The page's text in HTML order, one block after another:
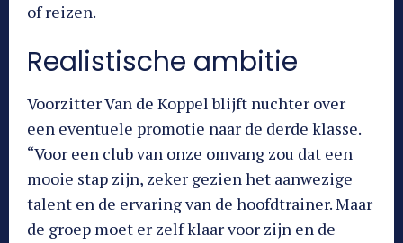
of reizen.
Realistische ambitie
Voorzitter Van de Koppel blijft nuchter over
een eventuele promotie naar de derde klasse.
“Voor een club van onze omvang zou dat een
mooie stap zijn, zeker gezien het aanwezige
talent en de ervaring van de hoofdtrainer. Maar
de groep moet er zelf klaar voor zijn en de